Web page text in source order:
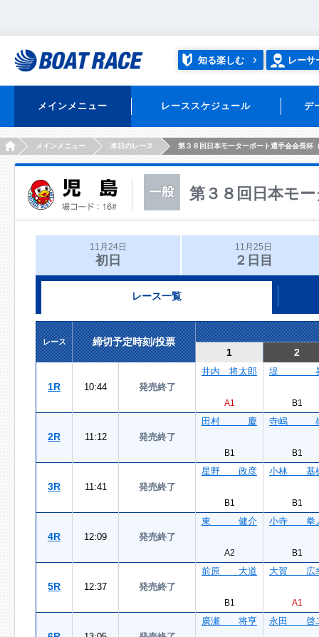
知る楽しむ レーサ
メインメニュー レーススケジュール デ
HOMEメインメニュー 本日のレース 第３８回日本モーターボート選手会会長杯
第３８回日本モ
11月24日
初日
11月25日
２日目
レース一覧
レース
締切予定時刻/投票
1
2
1R 10:44 発売終了
井内 将太郎
A1
堤
B1
2R 11:12 発売終了
田村 慶
B1
寺嶋
B1
3R 11:41 発売終了
星野 政彦
B1
小林 基
B1
4R 12:09 発売終了
東 健介
A2
小寺 拳
B1
5R 12:37 発売終了
前原 大道
B1
大賀 広
A1
廣瀬 将亨 永田 啓